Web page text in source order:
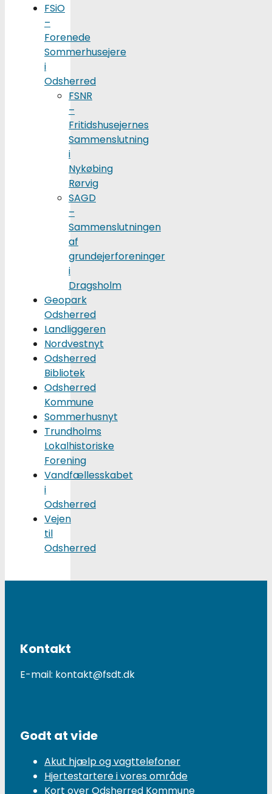
FSiO
–
Forenede
Sommerhusejere
i
Odsherred
FSNR
–
Fritidshusejernes
Sammenslutning
i
Nykøbing
Rørvig
SAGD
–
Sammenslutningen
af
grundejerforeninger
i
Dragsholm
Geopark
Odsherred
Landliggeren
Nordvestnyt
Odsherred
Bibliotek
Odsherred
Kommune
Sommerhusnyt
Trundholms
Lokalhistoriske
Forening
Vandfællesskabet
i
Odsherred
Vejen
til
Odsherred
Kontakt
E-mail: kontakt@fsdt.dk
Godt at vide
Akut hjælp og vagttelefoner
Hjertestartere i vores område
Kort over Odsherred Kommune